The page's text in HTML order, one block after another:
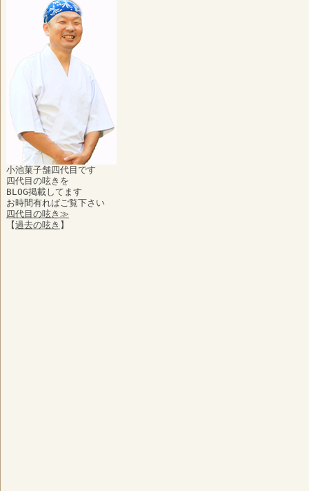
小池菓子舗四代目です
四代目の呟きを
BLOG掲載してます
お時間有ればご覧下さい
四代目の呟き≫
【過去の呟き 】